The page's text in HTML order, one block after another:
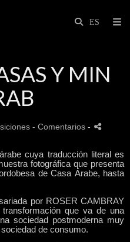
Y MIN
- Comentarios -
cuya traducción literal es
fotográfica que presenta
de Casa Árabe, hasta
por ROSER CAMBRAY
que va de una
sociedad postmoderna muy
de consumo.